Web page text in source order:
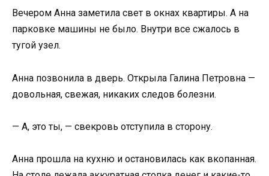
Вечером Анна заметила свет в окнах квартиры. А на
парковке машины не было. Внутри все сжалось в
тугой узел.
Анна позвонила в дверь. Открыла Галина Петровна —
довольная, свежая, никаких следов болезни.
— А, это ты, — свекровь отступила в сторону.
Анна прошла на кухню и остановилась как вкопанная.